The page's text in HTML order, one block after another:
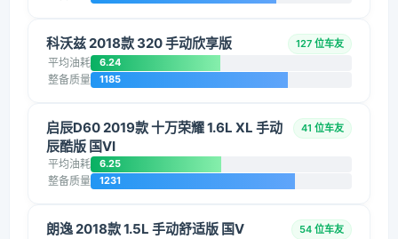
科沃兹 2018款 320 手动欣享版 127 位车友
平均油耗 6.24
整备质量 1185
启辰D60 2019款 十万荣耀 1.6L XL 手动
辰酷版 国VI
41 位车友
平均油耗 6.25
整备质量 1231
朗逸 2018款 1.5L 手动舒适版 国V 54 位车友